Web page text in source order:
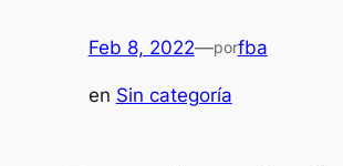
Feb 8, 2022—porfba
en Sin categoría